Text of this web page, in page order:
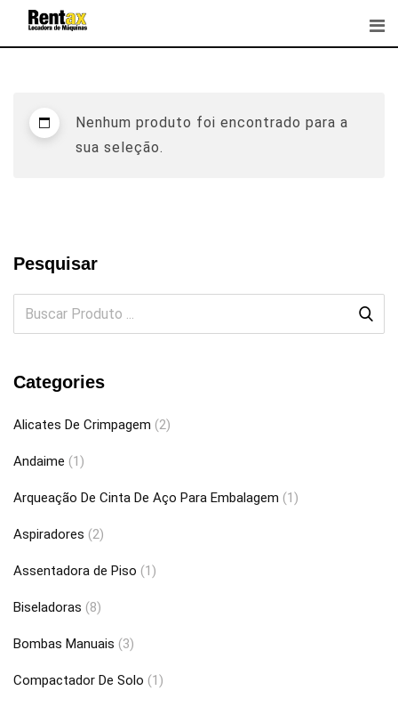
Nenhum produto foi encontrado para a
sua seleção.
Pesquisar
Categories
Alicates De Crimpagem (2)
Andaime (1)
Arqueação De Cinta De Aço Para Embalagem (1)
Aspiradores (2)
Assentadora de Piso (1)
Biseladoras (8)
Bombas Manuais (3)
Compactador De Solo (1)